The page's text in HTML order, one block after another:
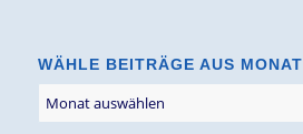
WÄHLE BEITRÄGE AUS MONAT